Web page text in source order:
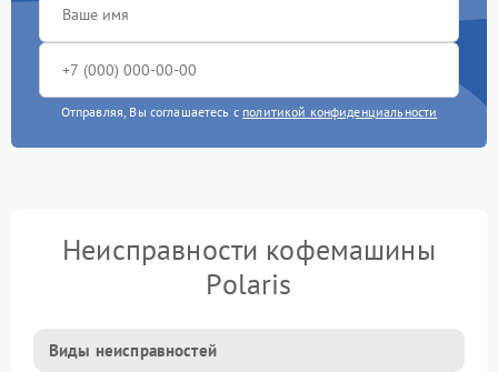
Отправляя, Вы соглашаетесь с политикой конфиденциальности
Неисправности кофемашины
Polaris
Виды неисправностей